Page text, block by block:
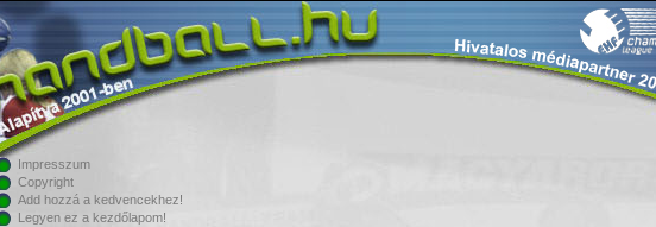
Impresszum
Copyright
Add hozzá a kedvencekhez!
Legyen ez a kezdőlapom!